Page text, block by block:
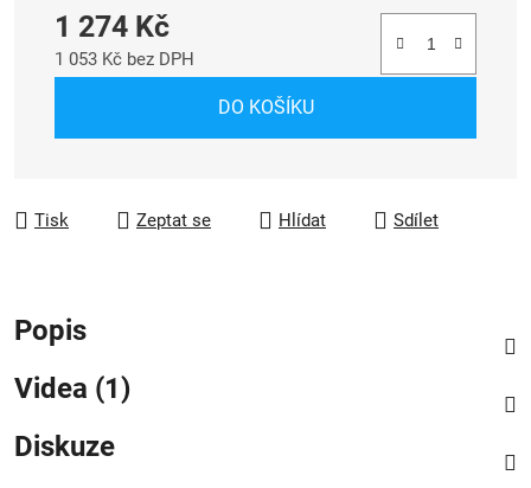
1 274 Kč
1 053 Kč bez DPH
DO KOŠÍKU
Tisk Zeptat se Hlídat Sdílet
Popis
Videa (1)
Diskuze